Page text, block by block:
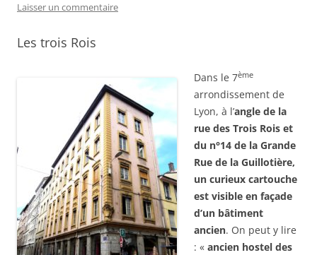
Laisser un commentaire
Les trois Rois
Dans le 7ème
arrondissement de
Lyon, à l’angle de la
rue des Trois Rois et
du n°14 de la Grande
Rue de la Guillotière,
un curieux cartouche
est visible en façade
d’un bâtiment
ancien. On peut y lire
: « ancien hostel des